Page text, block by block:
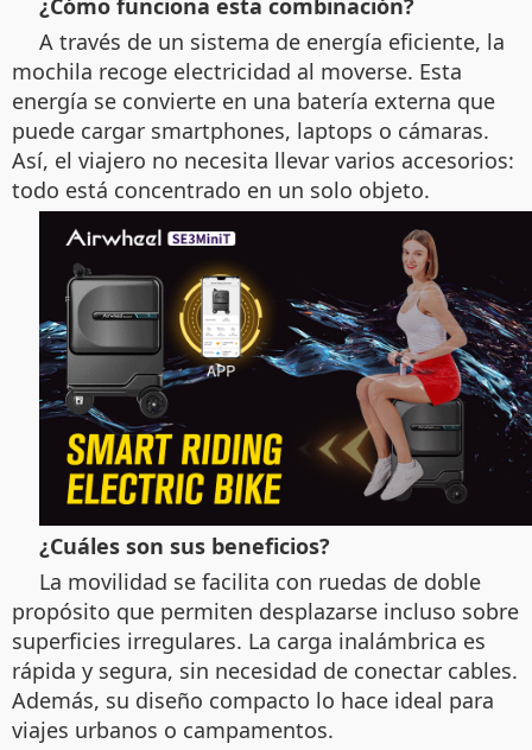
¿Cómo funciona esta combinación?
A través de un sistema de energía eficiente, la
mochila recoge electricidad al moverse. Esta
energía se convierte en una batería externa que
puede cargar smartphones, laptops o cámaras.
Así, el viajero no necesita llevar varios accesorios:
todo está concentrado en un solo objeto.
¿Cuáles son sus beneficios?
La movilidad se facilita con ruedas de doble
propósito que permiten desplazarse incluso sobre
superficies irregulares. La carga inalámbrica es
rápida y segura, sin necesidad de conectar cables.
Además, su diseño compacto lo hace ideal para
viajes urbanos o campamentos.